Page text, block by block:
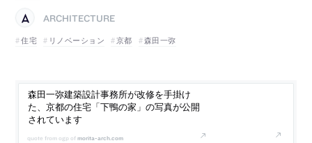
ARCHITECTURE
住宅
リノベーション 京都 森田一弥
森田一弥建築設計事務所が改修を手掛け
た、京都の住宅「下鴨の家」の写真が公開
されています
morita-arch.com